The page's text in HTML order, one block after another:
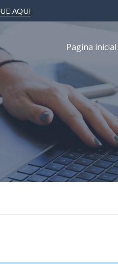
AQUI
Pagina inicial